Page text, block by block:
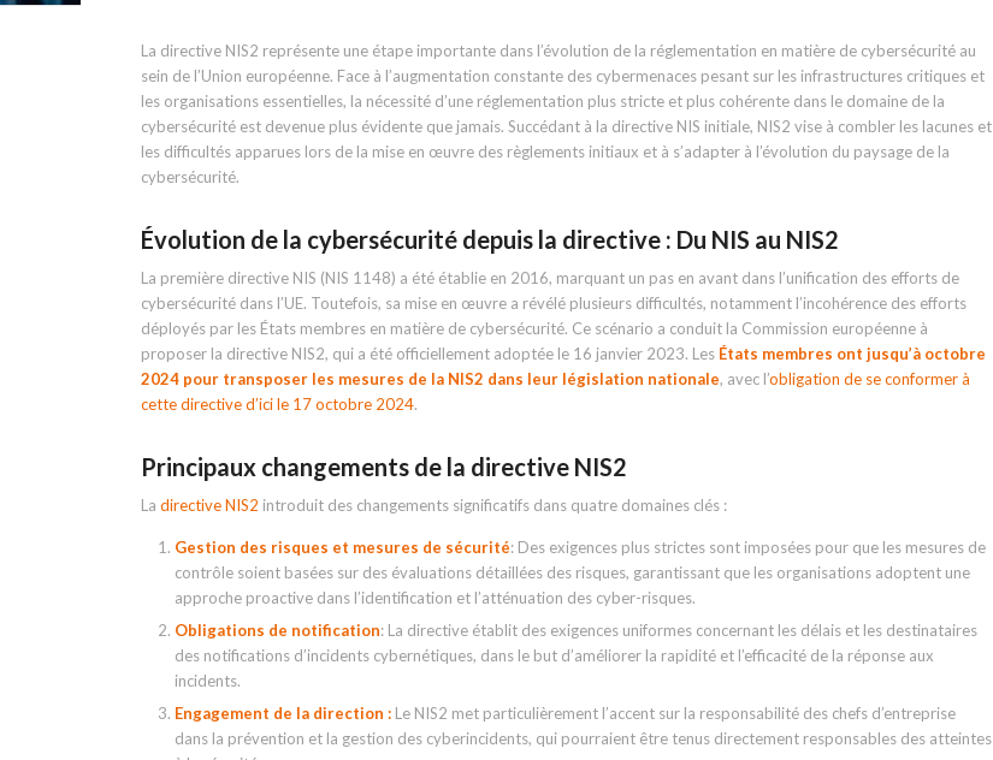
La directive NIS2 représente une étape importante dans l’évolution de la réglementation en matière de cybersécurité au
sein de l’Union européenne. Face à l’augmentation constante des cybermenaces pesant sur les infrastructures critiques et
les organisations essentielles, la nécessité d’une réglementation plus stricte et plus cohérente dans le domaine de la
cybersécurité est devenue plus évidente que jamais. Succédant à la directive NIS initiale, NIS2 vise à combler les lacunes et
les difficultés apparues lors de la mise en œuvre des règlements initiaux et à s’adapter à l’évolution du paysage de la
cybersécurité.
Évolution de la cybersécurité depuis la directive : Du NIS au NIS2
La première directive NIS (NIS 1148) a été établie en 2016, marquant un pas en avant dans l’unification des efforts de
cybersécurité dans l’UE. Toutefois, sa mise en œuvre a révélé plusieurs difficultés, notamment l’incohérence des efforts
déployés par les États membres en matière de cybersécurité. Ce scénario a conduit la Commission européenne à
proposer la directive NIS2, qui a été officiellement adoptée le 16 janvier 2023. Les États membres ont jusqu’à octobre
2024 pour transposer les mesures de la NIS2 dans leur législation nationale, avec l’obligation de se conformer à
cette directive d’ici le 17 octobre 2024.
Principaux changements de la directive NIS2
La directive NIS2 introduit des changements significatifs dans quatre domaines clés :
Gestion des risques et mesures de sécurité: Des exigences plus strictes sont imposées pour que les mesures de
contrôle soient basées sur des évaluations détaillées des risques, garantissant que les organisations adoptent une
approche proactive dans l’identification et l’atténuation des cyber-risques.
Obligations de notification: La directive établit des exigences uniformes concernant les délais et les destinataires
des notifications d’incidents cybernétiques, dans le but d’améliorer la rapidité et l’efficacité de la réponse aux
incidents.
Engagement de la direction : Le NIS2 met particulièrement l’accent sur la responsabilité des chefs d’entreprise
dans la prévention et la gestion des cyberincidents, qui pourraient être tenus directement responsables des atteintes